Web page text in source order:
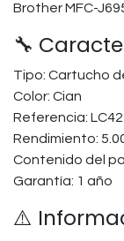
Brother MFC-
🔧
Tipo: Cartucho
Color: Cian
Referencia:
Rendimiento:
Contenido del
Garantía: 1 año
⚠️